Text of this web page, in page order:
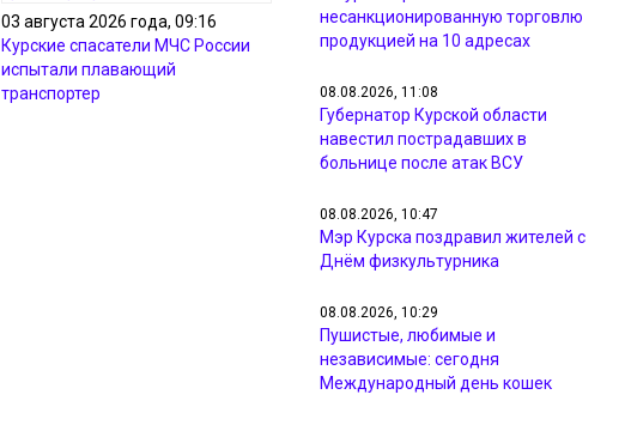
03 августа 2026 года, 09:16
Курские спасатели МЧС России
испытали плавающий
транспортер
несанкционированную торговлю
продукцией на 10 адресах
08.08.2026, 11:08
Губернатор Курской области
навестил пострадавших в
больнице после атак ВСУ
08.08.2026, 10:47
Мэр Курска поздравил жителей с
Днём физкультурника
08.08.2026, 10:29
Пушистые, любимые и
независимые: сегодня
Международный день кошек